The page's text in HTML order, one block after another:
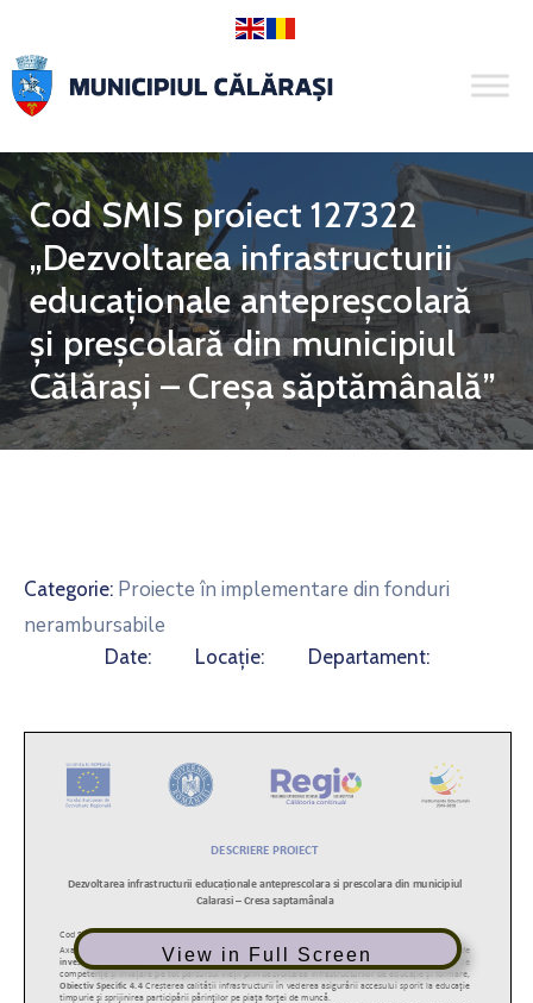
Cod SMIS proiect 127322
„Dezvoltarea infrastructurii
educaționale antepreșcolară
și preșcolară din municipiul
Călărași – Creșa săptămânală”
Categorie: Proiecte în implementare din fonduri
nerambursabile
Date: Locație: Departament:
View in Full Screen